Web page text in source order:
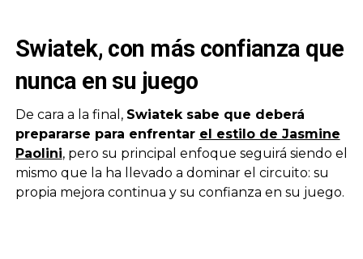
Swiatek, con más confianza que
nunca en su juego
De cara a la final, Swiatek sabe que deberá
prepararse para enfrentar el estilo de Jasmine
Paolini, pero su principal enfoque seguirá siendo el
mismo que la ha llevado a dominar el circuito: su
propia mejora continua y su confianza en su juego.